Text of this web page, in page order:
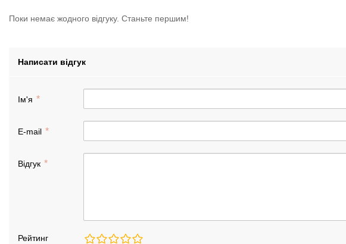
Поки немає жодного відгуку. Станьте першим!
Написати відгук
Ім'я
E-mail
Відгук
Рейтинг